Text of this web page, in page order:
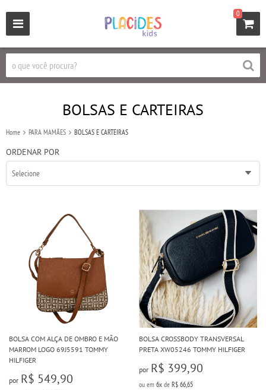
0
BOLSAS E CARTEIRAS
Home PARA MAMÃES BOLSAS E CARTEIRAS
ORDENAR POR
Selecione
BOLSA COM ALÇA DE OMBRO E MÃO
MARROM LOGO 69J5591 TOMMY
HILFIGER
por R$ 549,90
BOLSA CROSSBODY TRANSVERSAL
PRETA XW05246 TOMMY HILFIGER
por R$ 399,90
ou em 6x de R$ 66,65